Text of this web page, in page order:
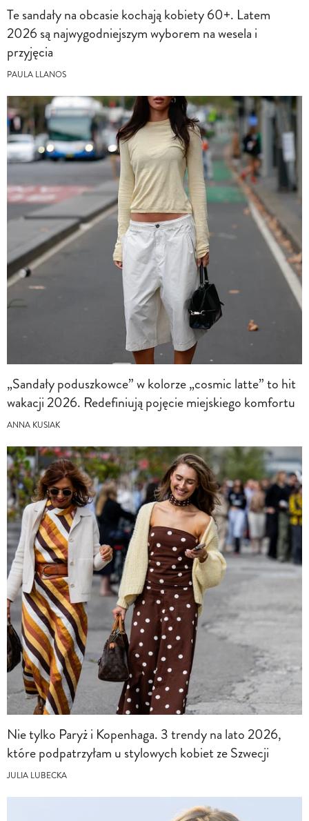
Te sandały na obcasie kochają kobiety 60+. Latem
2026 są najwygodniejszym wyborem na wesela i
przyjęcia
PAULA LLANOS
„Sandały poduszkowce” w kolorze „cosmic latte” to hit
wakacji 2026. Redefiniują pojęcie miejskiego komfortu
ANNA KUSIAK
Nie tylko Paryż i Kopenhaga. 3 trendy na lato 2026,
które podpatrzyłam u stylowych kobiet ze Szwecji
JULIA LUBECKA